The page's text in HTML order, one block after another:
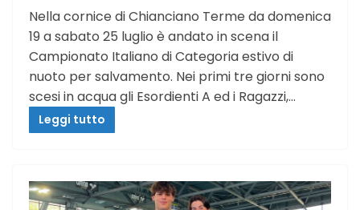
Nella cornice di Chianciano Terme da domenica
19 a sabato 25 luglio è andato in scena il
Campionato Italiano di Categoria estivo di
nuoto per salvamento. Nei primi tre giorni sono
scesi in acqua gli Esordienti A ed i Ragazzi,…
Leggi tutto